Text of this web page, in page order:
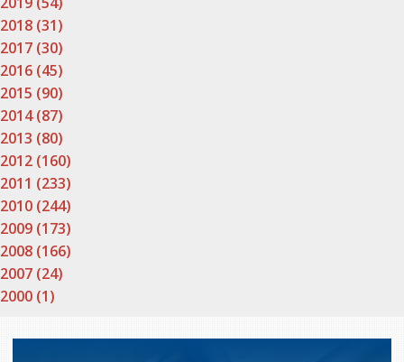
2018 (31)
2017 (30)
2016 (45)
2015 (90)
2014 (87)
2013 (80)
2012 (160)
2011 (233)
2010 (244)
2009 (173)
2008 (166)
2007 (24)
2000 (1)